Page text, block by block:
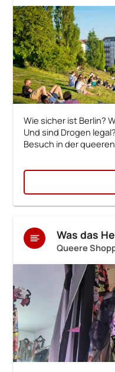
Wie sicher ist Berlin?
Und sind Drogen
Besuch in der
Was das
Queere